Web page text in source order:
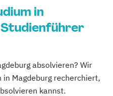
in
Studienführer
absolvieren? Wir
Magdeburg recherchiert,
kannst.